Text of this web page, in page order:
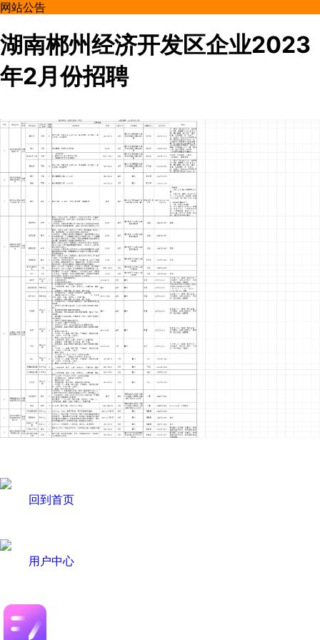
网站公告
湖南郴州经济开发区企业2023
年2月份招聘
回到首页
用户中心